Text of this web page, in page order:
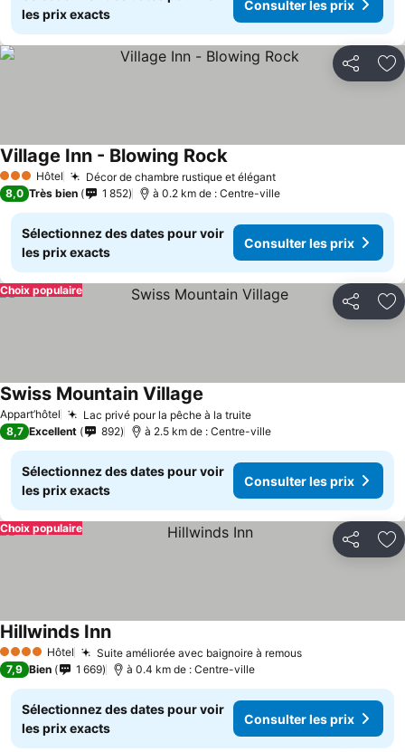
les prix exacts
Consulter les prix
Partager
3 ÉtoilesHôtel Décor de chambre rustique et élégantConsulter les prix
Village Inn - Blowing RockConsulter les prix
8,0 Très bien 1 852 à 0.2 km de : Centre-ville
Sélectionnez des dates pour voir
les prix exacts
Consulter les prix
Partager
Choix populaire
Appart’hôtel Lac privé pour la pêche à la truiteConsulter les prix
Swiss Mountain Village
8,7 Excellent 892 à 2.5 km de : Centre-ville
Sélectionnez des dates pour voir
les prix exacts
Consulter les prix
Partager
Choix populaire
4 Étoiles Hôtel Suite améliorée avec baignoire à remousConsulter les
Hillwinds InnConsulter les prix
7,9 Bien 1 669 à 0.4 km de : Centre-ville
Sélectionnez des dates pour voir
les prix exacts
Consulter les prix